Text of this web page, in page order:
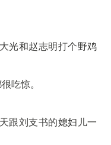
光和赵志明打个野鸡
吃惊。
跟刘支书的媳妇儿一